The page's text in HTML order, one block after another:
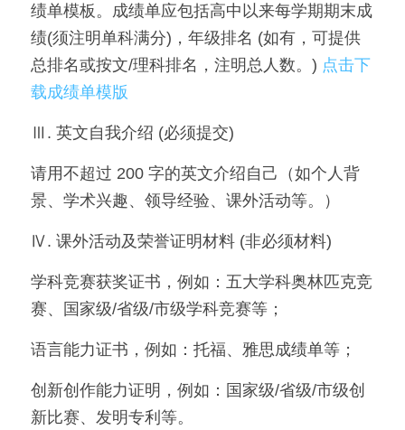
绩单模板。成绩单应包括高中以来每学期期末成
绩(须注明单科满分)，年级排名 (如有，可提供
总排名或按文/理科排名，注明总人数。) 点击下
载成绩单模版
Ⅲ. 英文自我介绍 (必须提交)
请用不超过 200 字的英文介绍自己（如个人背
景、学术兴趣、领导经验、课外活动等。）
Ⅳ. 课外活动及荣誉证明材料 (非必须材料)
学科竞赛获奖证书，例如：五大学科奥林匹克竞
赛、国家级/省级/市级学科竞赛等；
语言能力证书，例如：托福、雅思成绩单等；
创新创作能力证明，例如：国家级/省级/市级创
新比赛、发明专利等。